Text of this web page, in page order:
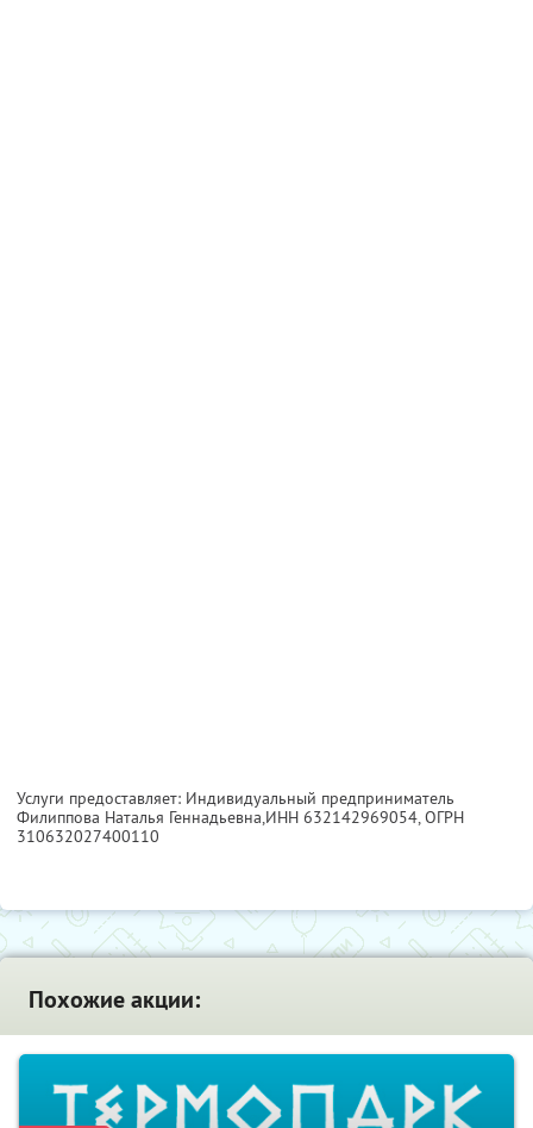
Услуги предоставляет: Индивидуальный предприниматель
Филиппова Наталья Геннадьевна,ИНН 632142969054, ОГРН
310632027400110
Похожие акции: